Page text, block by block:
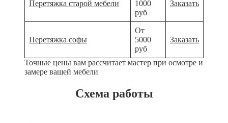
Перетяжка старой мебели
1000
руб
Заказать
Перетяжка софы
От
5000
руб
Заказать
Точные цены вам рассчитает мастер при осмотре и
замере вашей мебели
Схема работы